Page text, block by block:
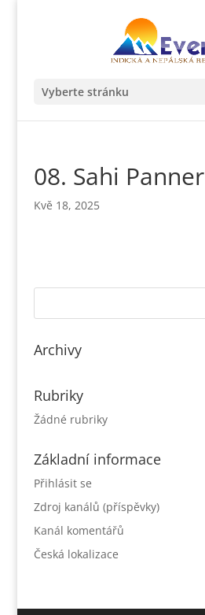
Vyberte stránku
08. Sahi Panner
Kvě 18, 2025
Archivy
Rubriky
Žádné rubriky
Základní informace
Přihlásit se
Zdroj kanálů (příspěvky)
Kanál komentářů
Česká lokalizace